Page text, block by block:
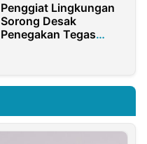
Penggiat Lingkungan
Sorong Desak
Penegakan Tegas